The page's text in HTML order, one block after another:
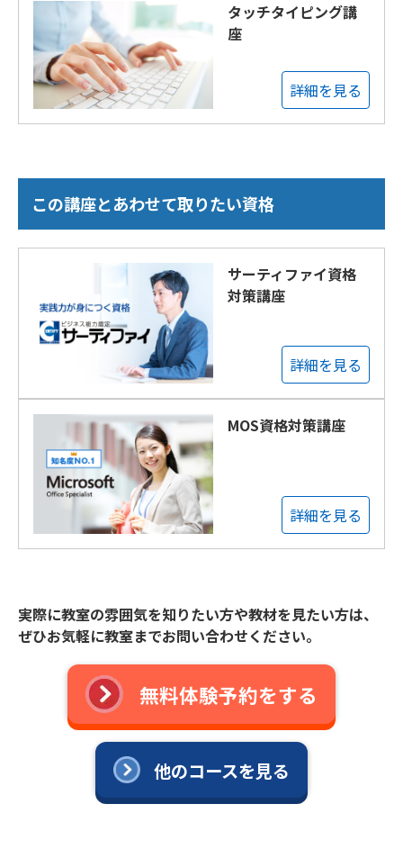
タッチタイピング講
座
詳細を見る
この講座とあわせて取りたい資格
サーティファイ資格
対策講座
詳細を見る
MOS資格対策講座
詳細を見る
実際に教室の雰囲気を知りたい方や教材を見たい方は、
ぜひお気軽に教室までお問い合わせください。
無料体験予約をする
他のコースを見る